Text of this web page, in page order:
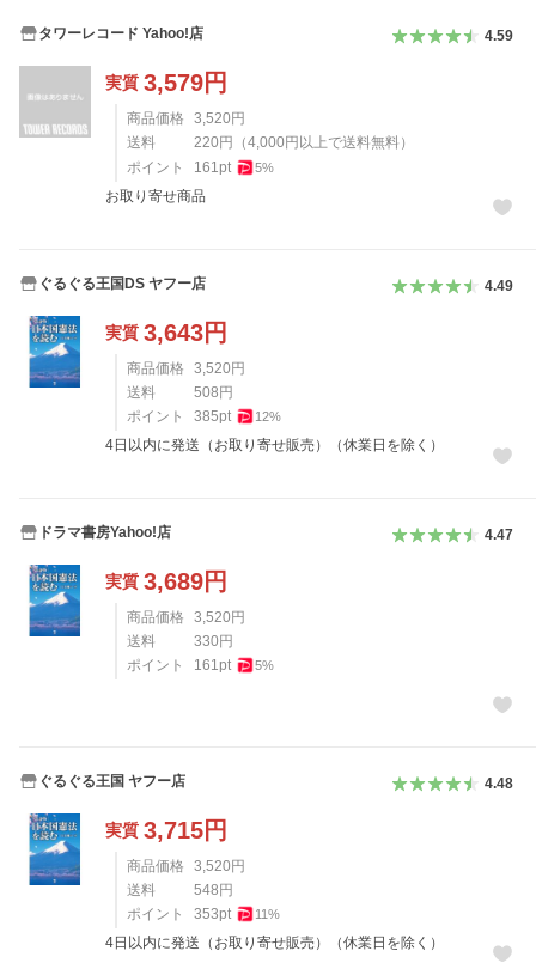
タワーレコード Yahoo!店 4.59
実質 3,579円
商品価格 3,520 円
送料
220 円 （4,000 円以上で送料無料）
ポイント
161pt 5%
お取り寄せ商品
ぐるぐる王国DS ヤフー店 4.49
実質 3,643円
商品価格 3,520 円
送料
508 円
ポイント
385pt 12%
4日以内に発送（お取り寄せ販売）（休業日を除く）
ドラマ書房Yahoo!店 4.47
実質 3,689円
商品価格 3,520 円
送料
330 円
ポイント
161pt 5%
ぐるぐる王国 ヤフー店 4.48
実質 3,715円
商品価格 3,520 円
送料
548 円
ポイント
353pt 11%
4日以内に発送（お取り寄せ販売）（休業日を除く）